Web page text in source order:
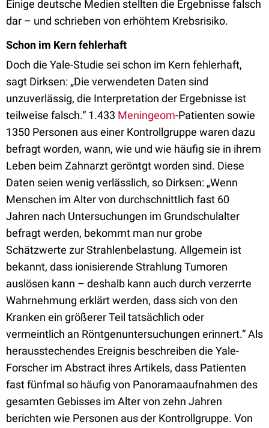
Einige deutsche Medien stellten die Ergebnisse falsch
dar – und schrieben von erhöhtem Krebsrisiko.
Schon im Kern fehlerhaft
Doch die Yale-Studie sei schon im Kern fehlerhaft,
sagt Dirksen: „Die verwendeten Daten sind
unzuverlässig, die Interpretation der Ergebnisse ist
teilweise falsch.“ 1.433 Meningeom-Patienten sowie
1350 Personen aus einer Kontrollgruppe waren dazu
befragt worden, wann, wie und wie häufig sie in ihrem
Leben beim Zahnarzt geröntgt worden sind. Diese
Daten seien wenig verlässlich, so Dirksen: „Wenn
Menschen im Alter von durchschnittlich fast 60
Jahren nach Untersuchungen im Grundschulalter
befragt werden, bekommt man nur grobe
Schätzwerte zur Strahlenbelastung. Allgemein ist
bekannt, dass ionisierende Strahlung Tumoren
auslösen kann – deshalb kann auch durch verzerrte
Wahrnehmung erklärt werden, dass sich von den
Kranken ein größerer Teil tatsächlich oder
vermeintlich an Röntgenuntersuchungen erinnert.“ Als
herausstechendes Ereignis beschreiben die Yale-
Forscher im Abstract ihres Artikels, dass Patienten
fast fünfmal so häufig von Panoramaaufnahmen des
gesamten Gebisses im Alter von zehn Jahren
berichten wie Personen aus der Kontrollgruppe. Von